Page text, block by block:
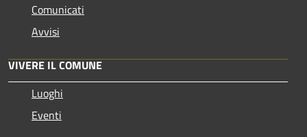
Comunicati
Avvisi
VIVERE IL COMUNE
Luoghi
Eventi